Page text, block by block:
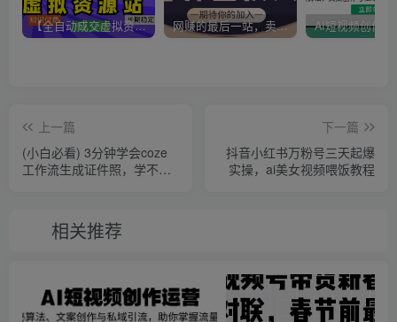
【全自动成交虚拟资源站】站长唯一陪跑项目！月入10W+~长期稳定~ 网赚的最后一站，卖项目！做网赚顶级猎食者~
上一篇
(小白必看) 3分钟学会coze
工作流生成证件照，学不会
下一篇
抖音小红书万粉号三天起爆
实操，ai美女视频喂饭教程
相关推荐